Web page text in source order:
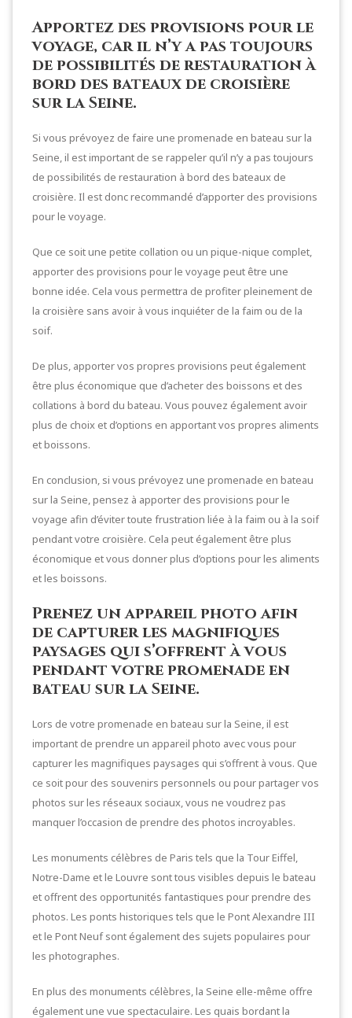
Apportez des provisions pour le
voyage, car il n’y a pas toujours
de possibilités de restauration à
bord des bateaux de croisière
sur la Seine.
Si vous prévoyez de faire une promenade en bateau sur la
Seine, il est important de se rappeler qu’il n’y a pas toujours
de possibilités de restauration à bord des bateaux de
croisière. Il est donc recommandé d’apporter des provisions
pour le voyage.
Que ce soit une petite collation ou un pique-nique complet,
apporter des provisions pour le voyage peut être une
bonne idée. Cela vous permettra de profiter pleinement de
la croisière sans avoir à vous inquiéter de la faim ou de la
soif.
De plus, apporter vos propres provisions peut également
être plus économique que d’acheter des boissons et des
collations à bord du bateau. Vous pouvez également avoir
plus de choix et d’options en apportant vos propres aliments
et boissons.
En conclusion, si vous prévoyez une promenade en bateau
sur la Seine, pensez à apporter des provisions pour le
voyage afin d’éviter toute frustration liée à la faim ou à la soif
pendant votre croisière. Cela peut également être plus
économique et vous donner plus d’options pour les aliments
et les boissons.
Prenez un appareil photo afin
de capturer les magnifiques
paysages qui s’offrent à vous
pendant votre promenade en
bateau sur la Seine.
Lors de votre promenade en bateau sur la Seine, il est
important de prendre un appareil photo avec vous pour
capturer les magnifiques paysages qui s’offrent à vous. Que
ce soit pour des souvenirs personnels ou pour partager vos
photos sur les réseaux sociaux, vous ne voudrez pas
manquer l’occasion de prendre des photos incroyables.
Les monuments célèbres de Paris tels que la Tour Eiffel,
Notre-Dame et le Louvre sont tous visibles depuis le bateau
et offrent des opportunités fantastiques pour prendre des
photos. Les ponts historiques tels que le Pont Alexandre III
et le Pont Neuf sont également des sujets populaires pour
les photographes.
En plus des monuments célèbres, la Seine elle-même offre
également une vue spectaculaire. Les quais bordant la